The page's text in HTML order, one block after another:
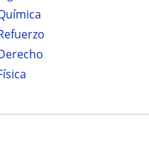
Química
Refuerzo
Derecho
Física